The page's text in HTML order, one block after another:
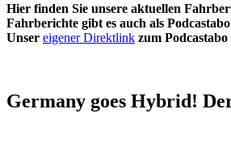
Hier finden Sie unsere aktuellen
Fahrberichte gibt es auch als
Unser eigener Direktlink zum
Germany goes Hybrid!